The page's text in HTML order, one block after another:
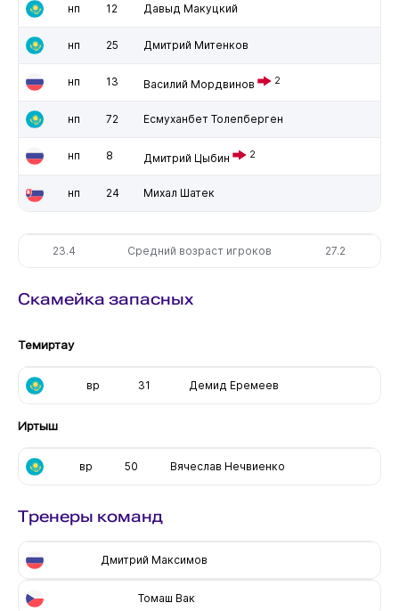
нп 12 Давыд Макуцкий
нп 25 Дмитрий Митенков
нп 13 Василий Мордвинов 2
нп 72 Есмуханбет Толепберген
нп 8 Дмитрий Цыбин 2
нп 24 Михал Шатек
23.4 Средний возраст игроков 27.2
Скамейка запасных
Темиртау
вр 31 Демид Еремеев
Иртыш
вр 50 Вячеслав Нечвиенко
Тренеры команд
Дмитрий Максимов
Томаш Вак